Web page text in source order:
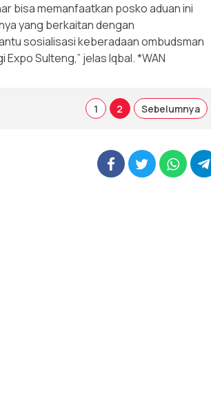
bisa memanfaatkan posko aduan ini
yang berkaitan dengan
sosialisasi keberadaan ombudsman
Sulteng,” jelas Iqbal. *WAN
1 2 Sebelumnya